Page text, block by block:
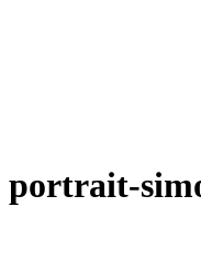
portrait-